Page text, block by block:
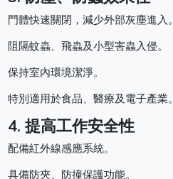
門體快速關閉，減少外部灰塵進入。
阻隔蚊蟲、飛蟲及小型害蟲入侵。
保持室內環境潔淨。
特別適用於食品、醫療及電子產業。
4. 提高工作安全性
配備紅外線感應系統。
具備防夾、防撞保護功能。